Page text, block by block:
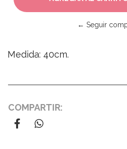
← Seguir
Medida: 40cm.
COMPARTIR: